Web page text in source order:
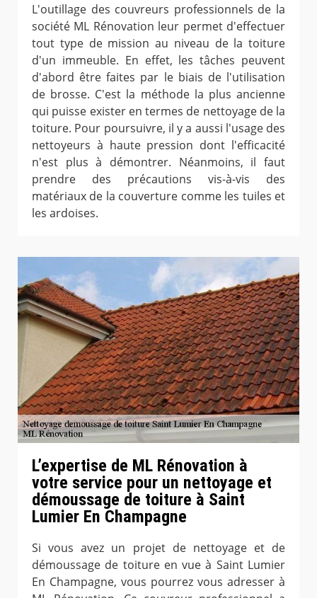
L'outillage des couvreurs professionnels de la
société ML Rénovation leur permet d'effectuer
tout type de mission au niveau de la toiture
d'un immeuble. En effet, les tâches peuvent
d'abord être faites par le biais de l'utilisation
de brosse. C'est la méthode la plus ancienne
qui puisse exister en termes de nettoyage de la
toiture. Pour poursuivre, il y a aussi l'usage des
nettoyeurs à haute pression dont l'efficacité
n'est plus à démontrer. Néanmoins, il faut
prendre des précautions vis-à-vis des
matériaux de la couverture comme les tuiles et
les ardoises.
L’expertise de ML Rénovation à
votre service pour un nettoyage et
démoussage de toiture à Saint
Lumier En Champagne
Si vous avez un projet de nettoyage et de
démoussage de toiture en vue à Saint Lumier
En Champagne, vous pourrez vous adresser à